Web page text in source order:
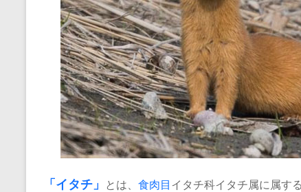
「 イタチ 」 とは、 食肉目 イタチ科イタチ属に属する